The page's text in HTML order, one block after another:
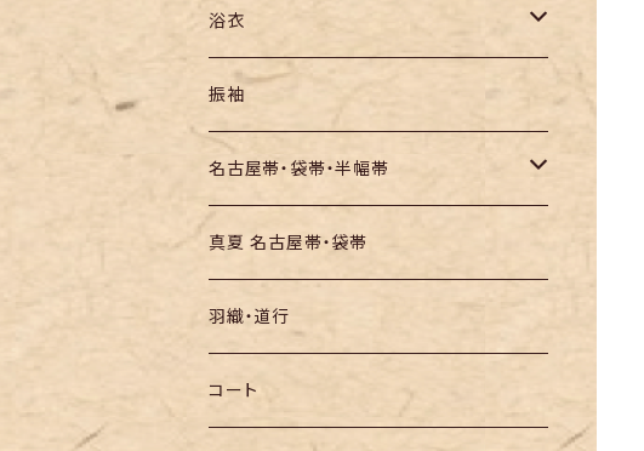
紬
訪問着・付下
お召し
浴衣
セオα・ポリ
木綿・綿麻
絞りの浴衣
振袖
名古屋帯・袋帯・半幅帯
名古屋帯
袋帯
半幅帯
真夏 名古屋帯・袋帯
羽織・道行
コート